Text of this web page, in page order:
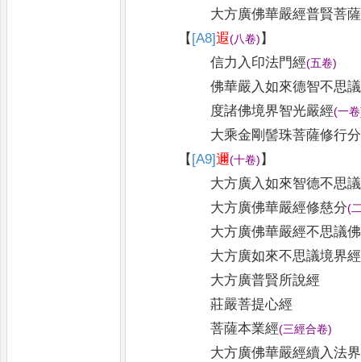
大方廣佛華嚴經普賢菩
【 [A8]遐(八卷) 】
信力入印法門經(五卷)
佛華嚴入如來德智不思
度諸佛境界智光嚴經(一卷
大乘金剛髻珠菩薩修行
【 [A9]邇(十卷) 】
大方廣入如來智德不思
大方廣佛華嚴經修慈分(
大方廣佛華嚴經不思議
大方廣如來不思議境界經
大方廣普賢所說經
莊嚴菩提心經
菩薩本業經(三經合卷)
大方廣佛華嚴經續入法